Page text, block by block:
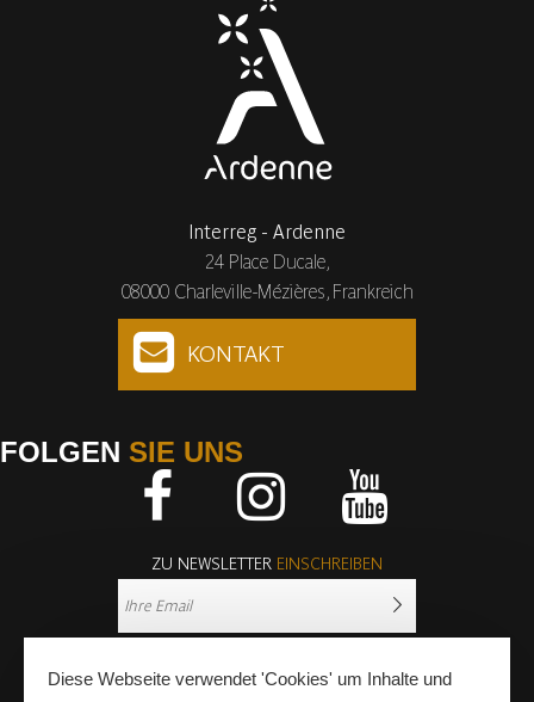
Interreg - Ardenne
24 Place Ducale,
08000 Charleville-Mézières, Frankreich
KONTAKT
FOLGEN SIE UNS
ZU NEWSLETTER EINSCHREIBEN
Diese Webseite verwendet 'Cookies' um Inhalte und